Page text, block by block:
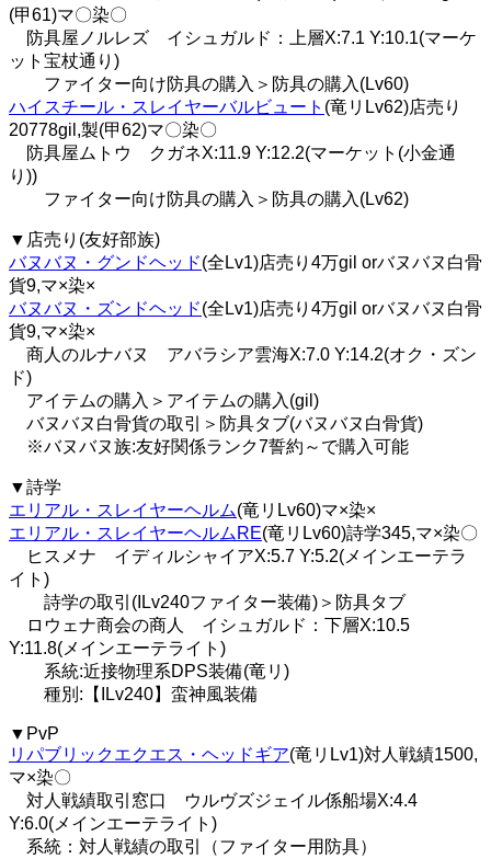
(甲61)マ〇染〇
防具屋ノルレズ イシュガルド：上層X:7.1 Y:10.1(マーケ
ット宝杖通り)
ファイター向け防具の購入＞防具の購入(Lv60)
ハイスチール・スレイヤーバルビュート (竜リLv62)店売り
20778gil,製(甲62)マ〇染〇
防具屋ムトウ クガネX:11.9 Y:12.2(マーケット(小金通
り))
ファイター向け防具の購入＞防具の購入(Lv62)
▼店売り(友好部族)
バヌバヌ・グンドヘッド(全Lv1)店売り4万gil orバヌバヌ白骨
貨9,マ×染×
バヌバヌ・ズンドヘッド(全Lv1)店売り4万gil orバヌバヌ白骨
貨9,マ×染×
商人のルナバヌ アバラシア雲海X:7.0 Y:14.2(オク・ズン
ド)
アイテムの購入＞アイテムの購入(gil)
バヌバヌ白骨貨の取引＞防具タブ(バヌバヌ白骨貨)
※バヌバヌ族:友好関係ランク7誓約～で購入可能
▼詩学
エリアル・スレイヤーヘルム(竜リLv60)マ×染×
エリアル・スレイヤーヘルムRE(竜リLv60)詩学345,マ×染〇
ヒスメナ イディルシャイアX:5.7 Y:5.2(メインエーテラ
イト)
詩学の取引(ILv240ファイター装備)＞防具タブ
ロウェナ商会の商人 イシュガルド：下層X:10.5
Y:11.8(メインエーテライト)
系統:近接物理系DPS装備(竜リ)
種別:【ILv240】蛮神風装備
▼PvP
リパブリックエクエス・ヘッドギア(竜リLv1)対人戦績1500,
マ×染〇
対人戦績取引窓口 ウルヴズジェイル係船場X:4.4
Y:6.0(メインエーテライト)
系統：対人戦績の取引（ファイター用防具）